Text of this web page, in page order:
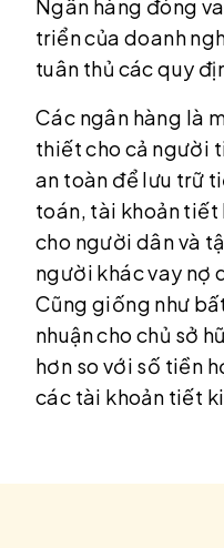
Ngân hàng đóng
triển của doanh
tuân thủ các quy
Các ngân hàng là
thiết cho cả người
an toàn để lưu trữ
toán, tài khoản tiết
cho người dân và
người khác vay nợ
Cũng giống như
nhuận cho chủ sở
hơn so với số tiền
các tài khoản tiết